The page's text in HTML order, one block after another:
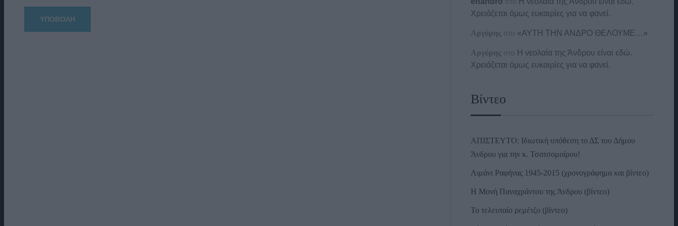
Χρειάζεται όμως ευκαιρίες για να φανεί.
Αργύρης στο «ΑΥΤΗ ΤΗΝ ΑΝΔΡΟ ΘΕΛΟΥΜΕ…»
Αργύρης στο Η νεολαία της Άνδρου είναι εδώ.
Χρειάζεται όμως ευκαιρίες για να φανεί.
Βίντεο
ΑΠΙΣΤΕΥΤΟ: Ιδιωτική υπόθεση το ΔΣ του Δήμου
Άνδρου για την κ. Τσατσομοίρου!
Λιμάνι Ραφήνας 1945-2015 (χρονογράφημα και βίντεο)
Η Μονή Παναχράντου της Άνδρου (βίντεο)
Το τελευταίο ρεμέτζο (βίντεο)